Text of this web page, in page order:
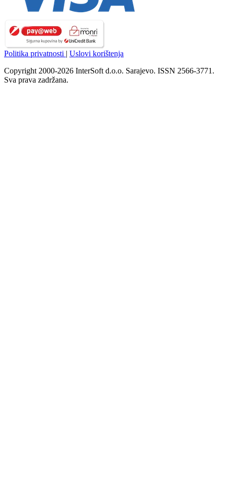
Politika privatnosti | Uslovi korištenja
Copyright 2000-2026 InterSoft d.o.o. Sarajevo. ISSN 2566-3771.
Sva prava zadržana.